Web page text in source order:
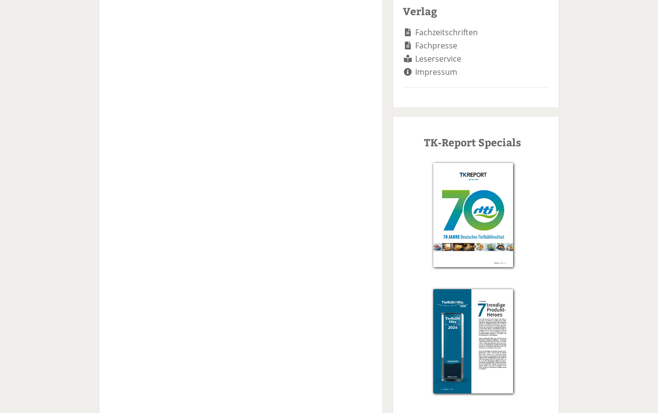
Verlag
Fachzeitschriften
Fachpresse
Leserservice
Impressum
TK-Report Specials